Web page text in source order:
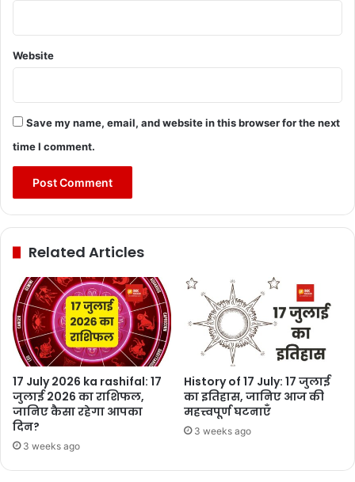
Website
Save my name, email, and website in this browser for the next
time I comment.
Related Articles
17 July 2026 ka rashifal: 17
जुलाई 2026 का राशिफल,
जानिए कैसा रहेगा आपका
दिन?
3 weeks ago
History of 17 July: 17 जुलाई
का इतिहास, जानिए आज की
महत्त्वपूर्ण घटनाएँ
3 weeks ago